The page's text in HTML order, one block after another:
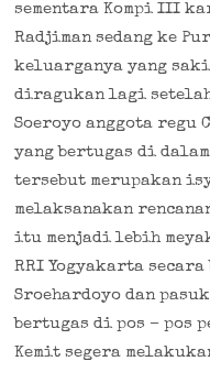
sementara Kompi III
Radjiman sedang ke
keluarganya yang
diragukan lagi
Soeroyo anggota regu
yang bertugas di dalam
tersebut merupakan
melaksanakan
itu menjadi lebih
RRI Yogyakarta
Sroehardoyo dan
bertugas di pos – pos
Kemit segera